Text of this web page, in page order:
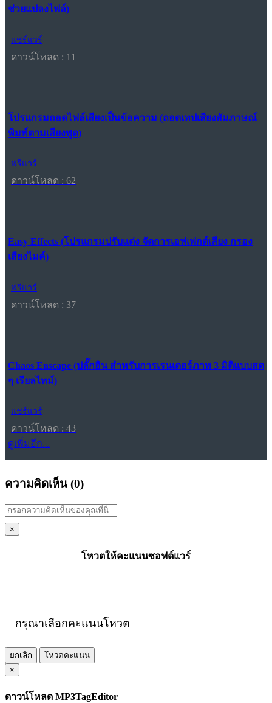
ช่วยแปลงไฟล์)
แชร์แวร์
ดาวน์โหลด : 11
โปรแกรมถอดไฟล์เสียงเป็นข้อความ (ถอดเทปเสียงสัมภาษณ์
พิมพ์ตามเสียงพูด)
ฟรีแวร์
ดาวน์โหลด : 62
Easy Effects (โปรแกรมปรับแต่ง จัดการเอฟเฟกต์เสียง กรอง
เสียงไมค์)
ฟรีแวร์
ดาวน์โหลด : 37
Chaos Enscape (ปลั๊กอิน สำหรับการเรนเดอร์ภาพ 3 มิติแบบสด
ๆ เรียลไทม์)
แชร์แวร์
ดาวน์โหลด : 43
ดูเพิ่มอีก...
ความคิดเห็น (0)
×
โหวตให้คะแนนซอฟต์แวร์
กรุณาเลือกคะแนนโหวต
ยกเลิก
โหวตคะแนน
×
ดาวน์โหลด MP3TagEditor